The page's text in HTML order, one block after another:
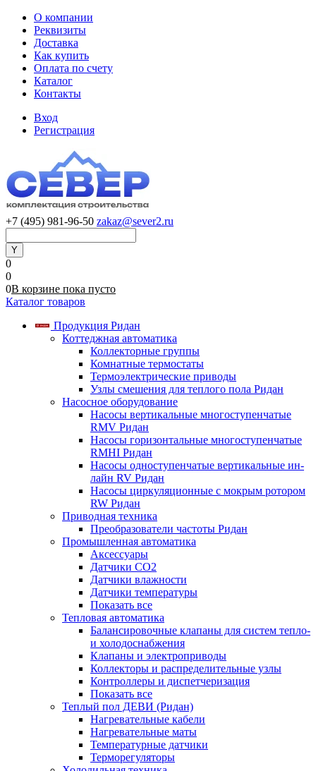
О компании
Реквизиты
Доставка
Как купить
Оплата по счету
Каталог
Контакты
Вход
Регистрация
+7 (495) 981-96-50 zakaz@sever2.ru
0
0
0В корзине пока пусто
Каталог товаров
Продукция Ридан
Коттеджная автоматика
Коллекторные группы
Комнатные термостаты
Термоэлектрические приводы
Узлы смешения для теплого пола Ридан
Насосное оборудование
Насосы вертикальные многоступенчатые
RMV Ридан
Насосы горизонтальные многоступенчатые
RMHI Ридан
Насосы одноступенчатые вертикальные ин-
лайн RV Ридан
Насосы циркуляционные с мокрым ротором
RW Ридан
Приводная техника
Преобразователи частоты Ридан
Промышленная автоматика
Аксессуары
Датчики CO2
Датчики влажности
Датчики температуры
Показать все
Тепловая автоматика
Балансировочные клапаны для систем тепло-
и холодоснабжения
Клапаны и электроприводы
Коллекторы и распределительные узлы
Контроллеры и диспетчеризация
Показать все
Теплый пол ДЕВИ (Ридан)
Нагревательные кабели
Нагревательные маты
Температурные датчики
Терморегуляторы